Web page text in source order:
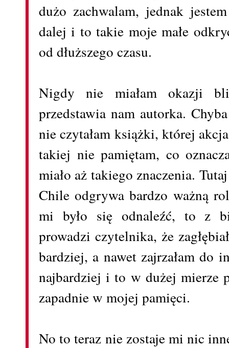
dużo zachwalam, jednak
dalej i to takie moje małe
od dłuższego czasu.
Nigdy nie miałam okazji
przedstawia nam autorka.
nie czytałam książki, której
takiej nie pamiętam, co
miało aż takiego znaczenia.
Chile odgrywa bardzo ważną
mi było się odnaleźć, to z
prowadzi czytelnika, że
bardziej, a nawet zajrzałam do
najbardziej i to w dużej mierze
zapadnie w mojej pamięci.
No to teraz nie zostaje mi nic